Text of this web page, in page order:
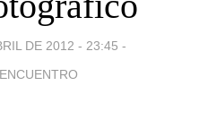
DE 2012 - 23:45 -